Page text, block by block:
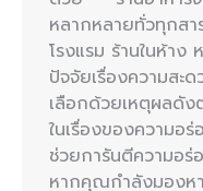
หลากหลายทั่วทุกสา
โรงแรม ร้านในห้า
ปัจจัยเรื่องความสะด
เลือกด้วยเหตุผลดั
ในเรื่องของความอ
ช่วยการันตีความอ
หากคุณกำลังมองหา